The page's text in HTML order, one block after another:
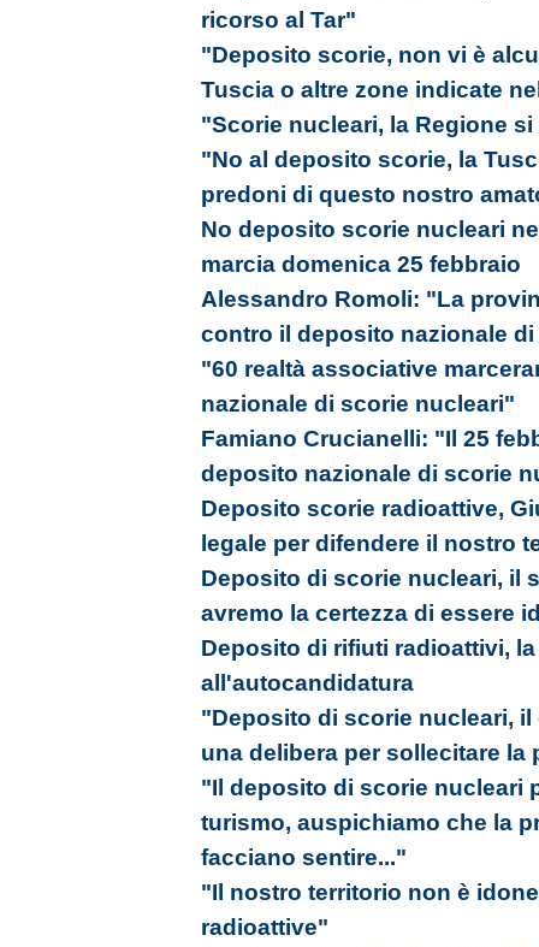
ricorso al Tar"
"Deposito scorie, non vi è
Tuscia o altre zone indicate
"Scorie nucleari, la Regione
"No al deposito scorie, la
predoni di questo nostro
No deposito scorie nucleari
marcia domenica 25 febbraio
Alessandro Romoli: "La
contro il deposito nazionale
"60 realtà associative
nazionale di scorie nucleari"
Famiano Crucianelli: "Il 25
deposito nazionale di scorie
Deposito scorie radioattive,
legale per difendere il nostro
Deposito di scorie nucleari, il
avremo la certezza di essere
Deposito di rifiuti radioattivi,
all'autocandidatura
"Deposito di scorie nucleari,
una delibera per sollecitare
"Il deposito di scorie nucleari
turismo, auspichiamo che la
facciano sentire..."
"Il nostro territorio non è
radioattive"